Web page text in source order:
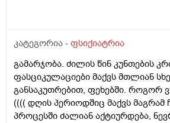
არ გააᲫლიეროს.
დალევას
,როგორ ᲨეიᲫლება სხვანაირად
მაქვს ,დაზᲦვევაც არ მიფინანსება
ფსიქოლოგს.რასირᲩევᲗ.უკვე 4
სიმპტომებს.
კატეგორია - ფსიქიატრია
გამარჯობა. ძილის წინ კუნთების
ფასციკულაციები მაქვს მთლიან
განსაკუთრებით, ფეხებში. როგორ
(((( დღის პერიოდშიც მაქვს მაგრამ
პროცესში ძალიან აქტიურდება,